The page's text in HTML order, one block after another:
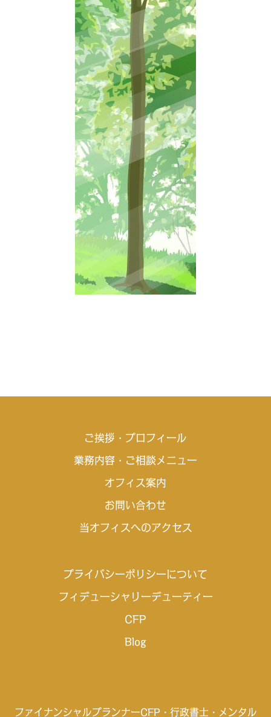
ご挨拶・プロフィール
業務内容・ご相談メニュー
オフィス案内
お問い合わせ
当オフィスへのアクセス
プライバシーポリシーについて
フィデューシャリーデューティー
CFP
Blog
ファイナンシャルプランナーCFP・行政書士・メンタル